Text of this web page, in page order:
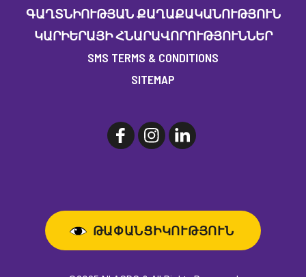
ԳԱՂՏՆԻՈՒԹՅԱՆ ՔԱՂԱՔԱԿԱՆՈՒԹՅՈՒՆ
ԿԱՐԻԵՐԱՅԻ ՀՆԱՐԱՎՈՐՈՒԹՅՈՒՆՆԵՐ
SMS TERMS & CONDITIONS
SITEMAP
ԹԱՓԱՆՑԻԿՈՒԹՅՈՒՆ